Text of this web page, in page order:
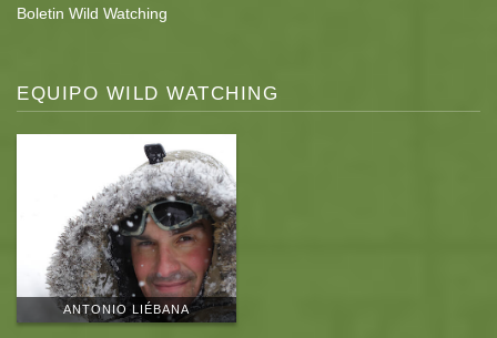
Boletin Wild Watching
EQUIPO WILD WATCHING
ANTONIO LIÉBANA